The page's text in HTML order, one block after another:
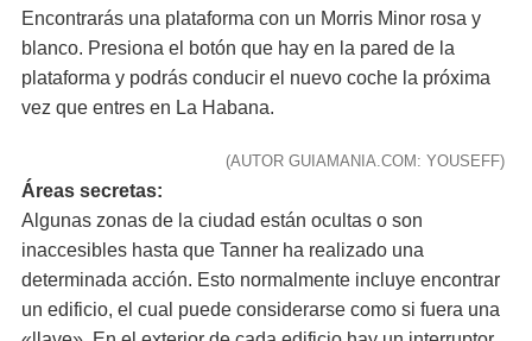
Encontrarás una plataforma con un Morris Minor rosa y
blanco. Presiona el botón que hay en la pared de la
plataforma y podrás conducir el nuevo coche la próxima
vez que entres en La Habana.
(AUTOR GUIAMANIA.COM: YOUSEFF)
Áreas secretas:
Algunas zonas de la ciudad están ocultas o son
inaccesibles hasta que Tanner ha realizado una
determinada acción. Esto normalmente incluye encontrar
un edificio, el cual puede considerarse como si fuera una